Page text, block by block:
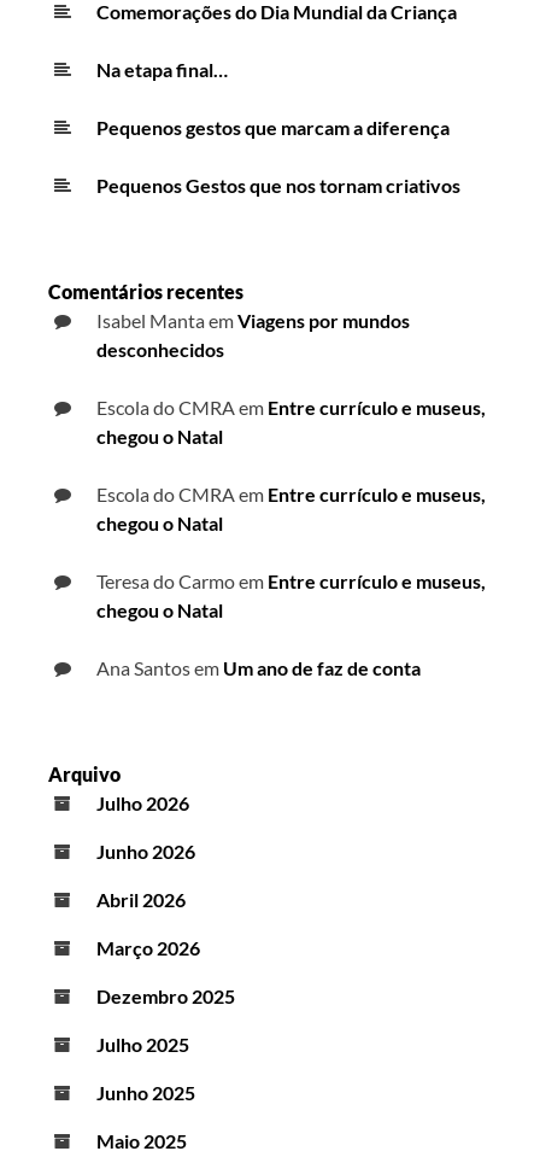
Comemorações do Dia Mundial da Criança
Na etapa final…
Pequenos gestos que marcam a diferença
Pequenos Gestos que nos tornam criativos
Comentários recentes
Isabel MantaemViagens por mundos
desconhecidos
Escola do CMRA em Entre currículo e museus,
chegou o Natal
Escola do CMRA em Entre currículo e museus,
chegou o Natal
Teresa do Carmoem Entre currículo e museus,
chegou o Natal
Ana Santosem Um ano de faz de conta
Arquivo
Julho 2026
Junho 2026
Abril 2026
Março 2026
Dezembro 2025
Julho 2025
Junho 2025
Maio 2025